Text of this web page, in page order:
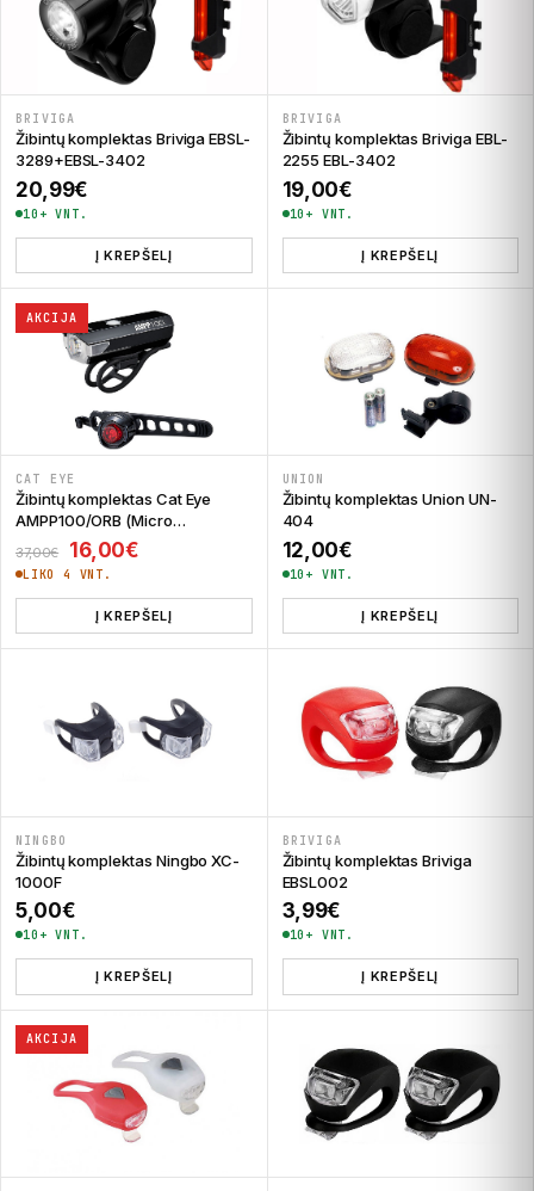
BRIVIGA
Žibintų komplektas Briviga EBSL-
3289+EBSL-3402
20,99€
10+ VNT.
Į KREPŠELĮ
BRIVIGA
Žibintų komplektas Briviga EBL-
2255 EBL-3402
19,00€
10+ VNT.
Į KREPŠELĮ
AKCIJA
CAT EYE
Žibintų komplektas Cat Eye
AMPP100/ORB (Micro
USB/CR2032)
37,00€ Original price was: 37,00€.
16,00€Current price is: 16,00€.
LIKO 4 VNT.
Į KREPŠELĮ
UNION
Žibintų komplektas Union UN-
404
12,00€
10+ VNT.
Į KREPŠELĮ
NINGBO
Žibintų komplektas Ningbo XC-
1000F
5,00€
10+ VNT.
Į KREPŠELĮ
BRIVIGA
Žibintų komplektas Briviga
EBSL002
3,99€
10+ VNT.
Į KREPŠELĮ
AKCIJA